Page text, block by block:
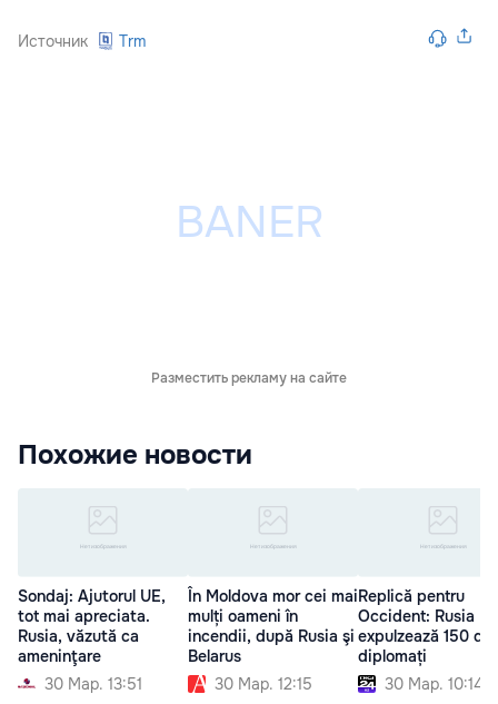
Источник Trm
Разместить рекламу на сайте
Похожие новости
Sondaj: Ajutorul UE,
tot mai apreciata.
Rusia, văzută ca
ameninţare
30 Мар. 13:51
În Moldova mor cei mai
mulți oameni în
incendii, după Rusia şi
Belarus
30 Мар. 12:15
Replică pentru
Occident: Rusia
expulzează 150 de
diplomați
30 Мар. 10:14